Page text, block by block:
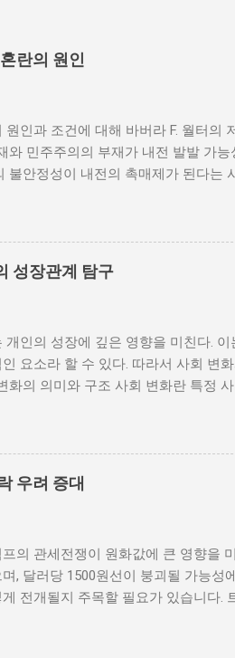
란의 원인
원인과 조건에 대해 바버라 F. 월터의
와 민주주의의 부재가 내전 발발 가
불안정성이 내전의 촉매제가 된다는
독재 정권이 유지되는 상황에서는
경우, 국민들은 정부에 대한 불만을
작할 수 있다. 역사적으로도 정치적
비극적인 상황을 방지하기 위해서는
게 되면, 사회적 불만이 쌓이기 마
야기하며, 이를 통해 정부에 대한 반
회적 불안이 증대할 경우 시민들은 무
에게 균등하게 제공하면, 내전 발발
내전의 불씨가 되기도 한다. 무장
심각해질 수 있다. 무장세력은 각각의
성장관계 탐구
개인의 성장에 깊은 영향을 미친다.
요소라 할 수 있다. 따라서 사회 변
화의 의미와 구조 사회 변화란 특정
발전 등이 독립적으로 또는 상호작
생활 방식을 완전히 변화시켰다. 이
개인의 성장을 위한 새로운 기회를 창
이 가능해지면서, 개인들은 지역적
한 적응력이 부족한 개인은 불안감
있다. 따라서 개인이 사회 변화에 어
으로 발전시키는 것이 필수적이다.
영향을 미치며, 이는 결국 개인의 성
우려 증대
의 관세전쟁이 원화값에 큰 영향을
, 달러당 1500원선이 붕괴될 가능
전개될지 주목할 필요가 있습니다.
에 대한 고율의 관세를 부과하기 시